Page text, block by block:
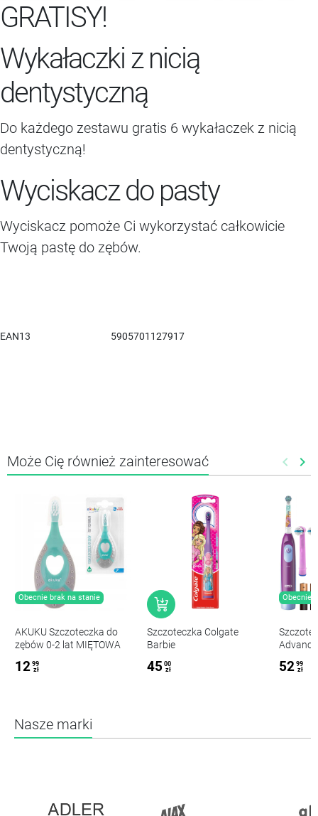
GRATISY!
Wykałaczki z nicią
dentystyczną
Do każdego zestawu gratis 6 wykałaczek z nicią
dentystyczną!
Wyciskacz do pasty
Wyciskacz pomoże Ci wykorzystać całkowicie
Twoją pastę do zębów.
EAN13 5905701127917
Może Cię również zainteresować keyboard_arrow_left keyboard_arrow_right
Obecnie brak na stanie
AKUKU Szczoteczka do
zębów 0-2 lat MIĘTOWA
12 99
zł
Szczoteczka Colgate
Barbie
45 00
zł
Obecnie
x8
52 99
zł
Nasze marki